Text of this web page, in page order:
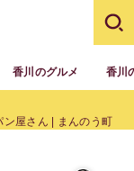
香川のグルメ 香川
屋さん | まんのう町